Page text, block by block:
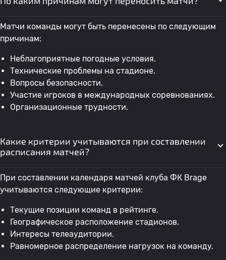
Матчи команды могут быть перенесены по следующим
причинам:
Неблагоприятные погодные условия.
Технические проблемы на стадионе.
Вопросы безопасности.
Участие игроков в международных соревнованиях.
Организационные трудности.
Какие критерии учитываются при составлении
расписания матчей?
При составлении календаря матчей клуба ФК Brage
учитываются следующие критерии:
Текущие позиции команд в рейтинге.
Географическое расположение стадионов.
Интересы телеаудитории.
Равномерное распределение нагрузок на команду.